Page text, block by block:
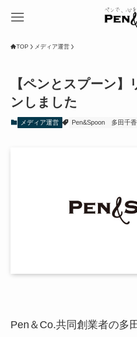
TOP メディア運営
【ペンとスプーン
ンしました
メディア運営 Pen&Spoon 多田千
Pen＆Co.共同創業者の多